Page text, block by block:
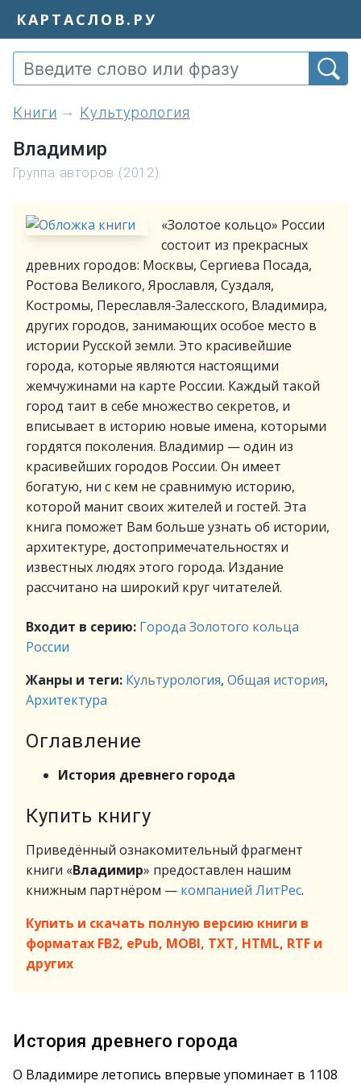
КАРТАСЛОВ.РУ
книги Культурология
Владимир
Группа авторов (2012)
«Золотое кольцо» России
состоит из прекрасных
древних городов: Москвы, Сергиева Посада,
Ростова Великого, Ярославля, Суздаля,
Костромы, Переславля-Залесского, Владимира,
других городов, занимающих особое место в
истории Русской земли. Это красивейшие
города, которые являются настоящими
жемчужинами на карте России. Каждый такой
город таит в себе множество секретов, и
вписывает в историю новые имена, которыми
гордятся поколения. Владимир — один из
красивейших городов России. Он имеет
богатую, ни с кем не сравнимую историю,
которой манит своих жителей и гостей. Эта
книга поможет Вам больше узнать об истории,
архитектуре, достопримечательностях и
известных людях этого города. Издание
рассчитано на широкий круг читателей.
Входит в серию: Города Золотого кольца
России
Жанры и теги: Культурология, Общая история,
Архитектура
Оглавление
История древнего города
Купить книгу
Приведённый ознакомительный фрагмент
книги «Владимир» предоставлен нашим
книжным партнёром — компанией ЛитРес.
Купить и скачать полную версию книги в
форматах FB2, ePub, MOBI, TXT, HTML, RTF и
других
История древнего города
О Владимире летопись впервые упоминает в 1108